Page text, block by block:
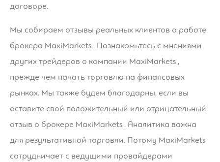
договоре.
Мы собираем отзывы реальных клиентов о работе
брокера MaxiMarkets . Познакомьтесь с мнениями
других трейдеров о компании MaxiMarkets ,
прежде чем начать торговлю на финансовых
рынках. Мы также будем благодарны, если вы
оставите свой положительный или отрицательный
отзыв о брокере MaxiMarkets . Аналитика важна
для результативной торговли. Потому MaxiMarkets
сотрудничает с ведущими провайдерами